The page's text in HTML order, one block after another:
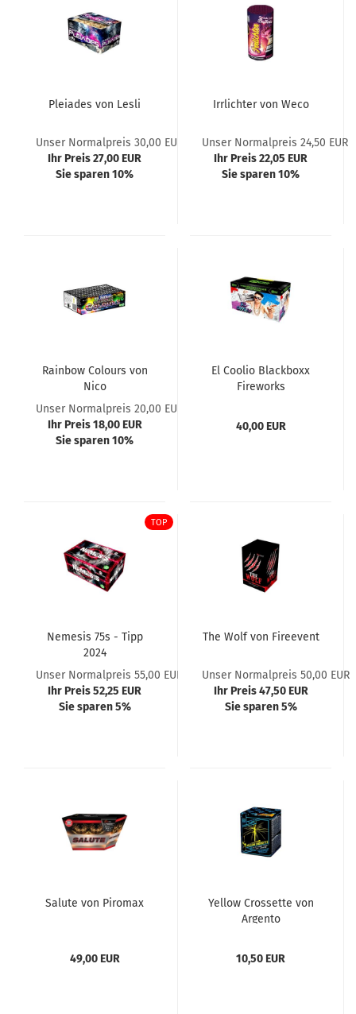
Pleiades von Lesli
Unser Normalpreis 30,00 EUR
Ihr Preis 27,00 EUR
Sie sparen 10%
Irrlichter von Weco
Unser Normalpreis 24,50 EUR
Ihr Preis 22,05 EUR
Sie sparen 10%
Rainbow Colours von
Nico
Unser Normalpreis 20,00 EUR
Ihr Preis 18,00 EUR
Sie sparen 10%
El Coolio Blackboxx
Fireworks
40,00 EUR
TOP
Nemesis 75s - Tipp
2024
Unser Normalpreis 55,00 EUR
Ihr Preis 52,25 EUR
Sie sparen 5%
The Wolf von Fireevent
Unser Normalpreis 50,00 EUR
Ihr Preis 47,50 EUR
Sie sparen 5%
Salute von Piromax
49,00 EUR
Yellow Crossette von
Argento
10,50 EUR